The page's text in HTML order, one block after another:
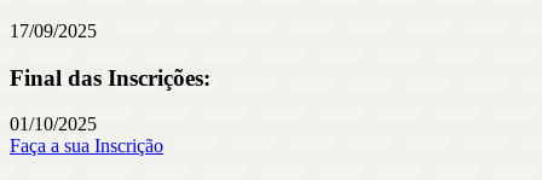
17/09/2025
Final das Inscrições:
01/10/2025
Faça a sua Inscrição